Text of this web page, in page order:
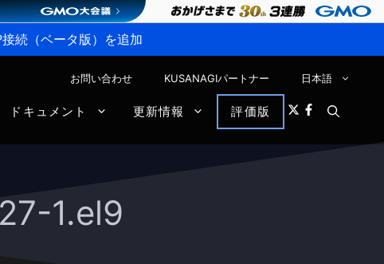
続（ベータ版）を追加
お問い合わせ KUSANAGIパートナー 日本語
ドキュメント 更新情報 評価版
1.el9